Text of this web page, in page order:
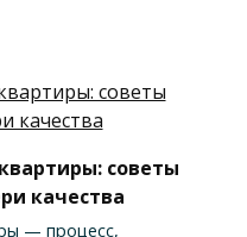
советы
качества
— процесс,